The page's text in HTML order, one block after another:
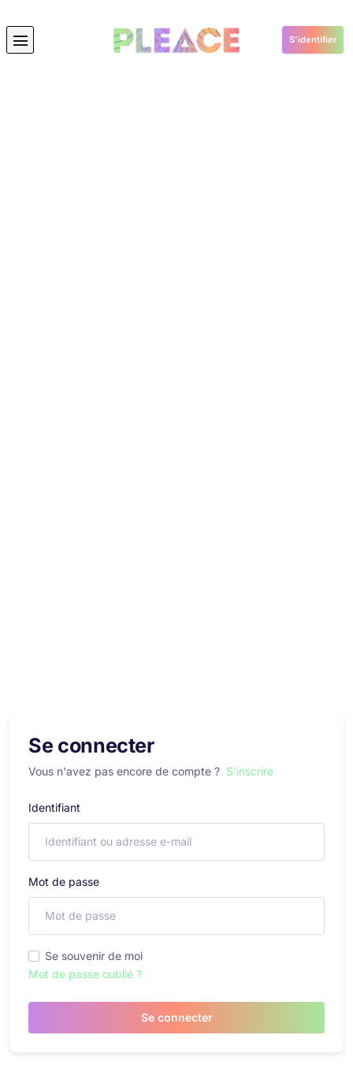
S'identifier
Se connecter
Vous n'avez pas encore de compte ? S'inscrire
Identifiant
Mot de passe
Se souvenir de moi
Mot de passe oublié ?
Se connecter